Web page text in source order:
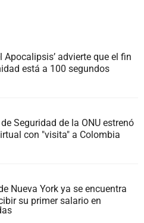
Apocalipsis’ advierte que el fin
está a 100 segundos
Seguridad de la ONU estrenó
con "visita" a Colombia
Nueva York ya se encuentra
su primer salario en